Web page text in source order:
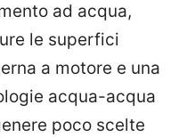
ad acqua,
le superfici
a motore e una
acqua-acqua
poco scelte